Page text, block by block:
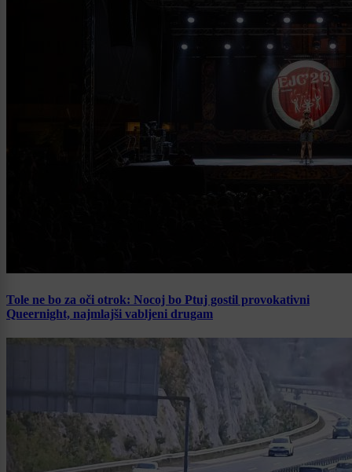
Tole ne bo za oči otrok: Nocoj bo Ptuj gostil provokativni
Queernight, najmlajši vabljeni drugam